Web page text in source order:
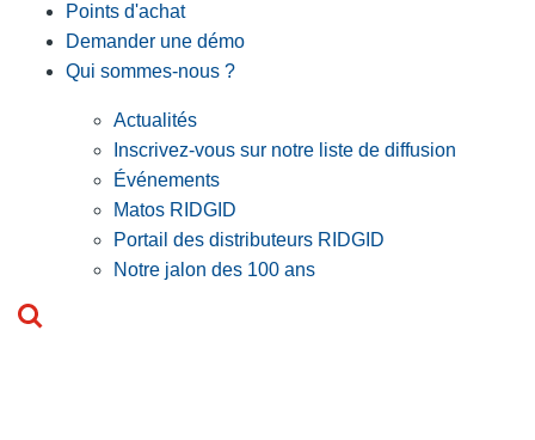
Points d'achat
Demander une démo
Qui sommes-nous ?
Actualités
Inscrivez-vous sur notre liste de diffusion
Événements
Matos RIDGID
Portail des distributeurs RIDGID
Notre jalon des 100 ans